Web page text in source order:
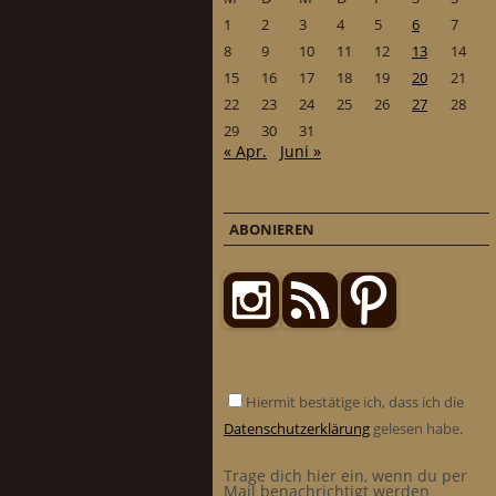
1
2 3 4 5 6
7
8
9 10 11 12 13
14
15
16 17 18 19 20
21
22
23 24 25 26 27
28
29
30 31
« Apr. Juni »
ABONIEREN
Hiermit bestätige ich, dass ich die
Datenschutzerklärung gelesen habe.
Trage dich hier ein, wenn du per
Mail benachrichtigt werden